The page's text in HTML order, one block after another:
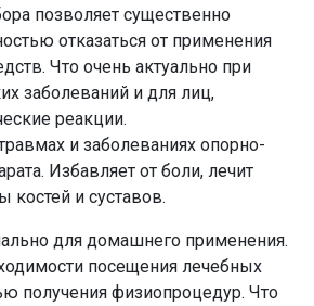
позволяет существенно
отказаться от применения
Что очень актуально при
заболеваний и для лиц,
реакции.
и заболеваниях опорно-
Избавляет от боли, лечит
костей и суставов.
для домашнего применения.
посещения лечебных
получения физиопроцедур. Что